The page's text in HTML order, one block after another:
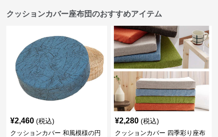
クッションカバー座布団のおすすめアイテム
¥2,460 (税込)
クッションカバー 和風模様の円
¥2,280 (税込)
クッションカバー 四季彩り座布